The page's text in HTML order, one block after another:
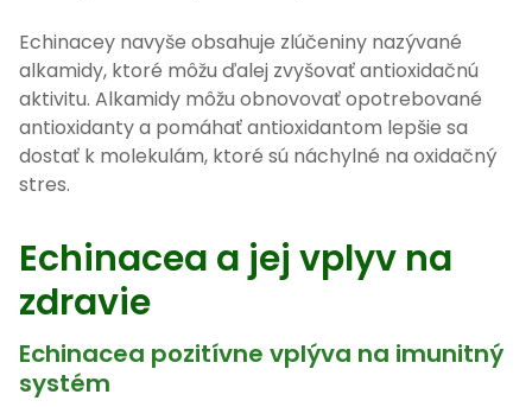
Echinacey navyše obsahuje zlúčeniny nazývané
alkamidy, ktoré môžu ďalej zvyšovať antioxidačnú
aktivitu. Alkamidy môžu obnovovať opotrebované
antioxidanty a pomáhať antioxidantom lepšie sa
dostať k molekulám, ktoré sú náchylné na oxidačný
stres.
Echinacea a jej vplyv na
zdravie
Echinacea pozitívne vplýva na imunitný
systém